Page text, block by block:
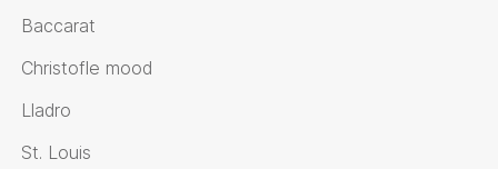
Baccarat
Christofle mood
Lladro
St. Louis